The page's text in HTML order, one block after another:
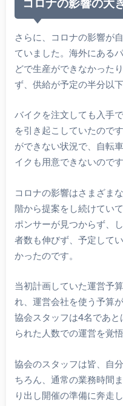
さらに、コロナの影響が
ていました。海外にある
どで生産ができなかった
ず、供給が予定の半分以
バイクを注文しても入手
を引き起こしていたので
ができない状況で、自転
イクも用意できないので
コロナの影響はさまざま
階から提案をし続けてい
ポンサーが見つからず、
者数も伸びず、予定して
かったのです。
当初計画していた運営予
れ、運営会社を使う予算
協会スタッフは4名であ
られた人数での運営を覚
協会のスタッフは皆、自
ちろん、通常の業務時間
り出し開催の準備に奔走し